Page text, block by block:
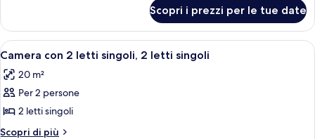
queen
con
divano
letto
1
letto
queen
divano
letto
Scopri i prezzi per le tue date
Apri
tutte
le
foto
per
Camera
Una camera d'albergo con un letto,
6
Camera con 2 letti singoli, 2 letti singoli
20 m²
Per 2 persone
2 letti singoli
Scopri di più
Altri